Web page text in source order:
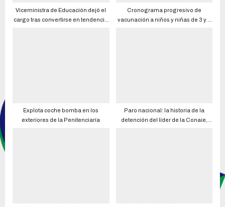
Viceministra de Educación dejó el
cargo tras convertirse en tendencia
Cronograma progresivo de
vacunación a niños y niñas de 3 y 4
Explota coche bomba en los
exteriores de la Penitenciaría
Paro nacional: la historia de la
detención del líder de la Conaie,